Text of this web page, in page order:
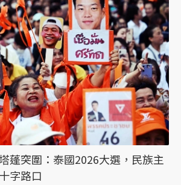
蓬突圍：泰國2026大選，民族主
字路口